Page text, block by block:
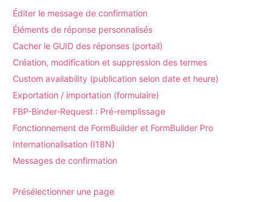
Éditer le message de confirmation
Éléments de réponse personnalisés
Cacher le GUID des réponses (portail)
Création, modification et suppression des termes
Custom availability (publication selon date et heure)
Exportation / importation (formulaire)
FBP-Binder-Request : Pré-remplissage
Fonctionnement de FormBuilder et FormBuilder Pro
Internationalisation (I18N)
Messages de confirmation
Présélectionner une page